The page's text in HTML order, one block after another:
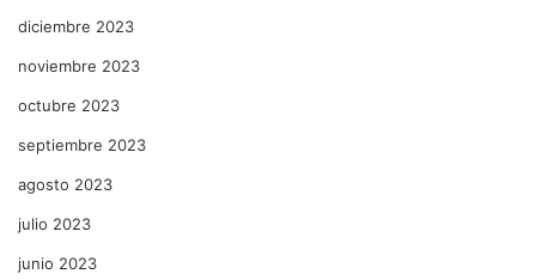
diciembre 2023
noviembre 2023
octubre 2023
septiembre 2023
agosto 2023
julio 2023
junio 2023